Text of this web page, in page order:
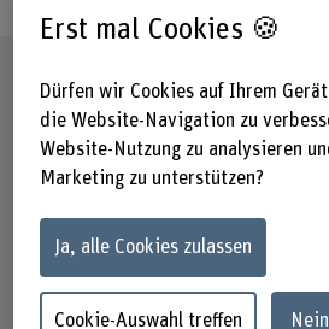
Steckbrief
Beteiligte Departemente
Hochschule der Künste Bern
Institut(e)
Institut Materialität in Kunst und
Förderorganisation
Andere
Erst mal Cookies 🍪
Dürfen wir Cookies auf Ihrem
die Website-Navigation zu
Website-Nutzung zu analysieren
Marketing zu unterstützen?
Ja, alle Cookies zulassen
Cookie-Auswahl treffen